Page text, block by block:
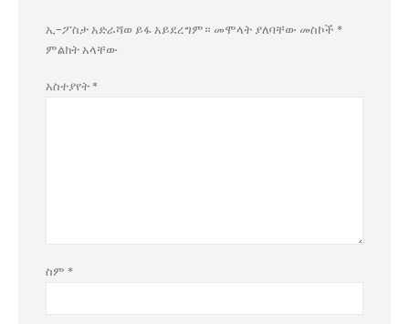
ኢ-ፖስታ አድራሻወ ይፋ አይደረግም። መሞላት ያለባቸው መስኮች *
ምልክት አላቸው
አስተያየት *
ስም *